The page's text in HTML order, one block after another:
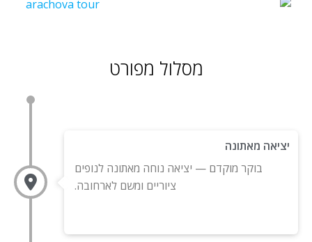
מסלול מפורט
יציאה מאתונה
בוקר מוקדם — יציאה נוחה מאתונה לנופים
ציוריים ומשם לארחובה.